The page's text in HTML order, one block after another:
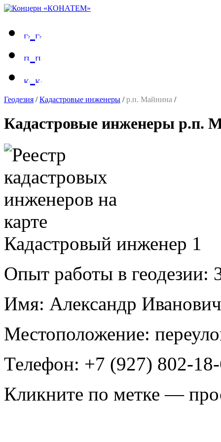
Геодезия /Кадастровые инженеры /р.п. Майнина /
Кадастровые инженеры р.п.
Кадастровый инженер 1
Опыт работы в геодезии:
Имя: Александр
Местоположение:
Телефон: +7 (927) 802-
Кликните по метке —